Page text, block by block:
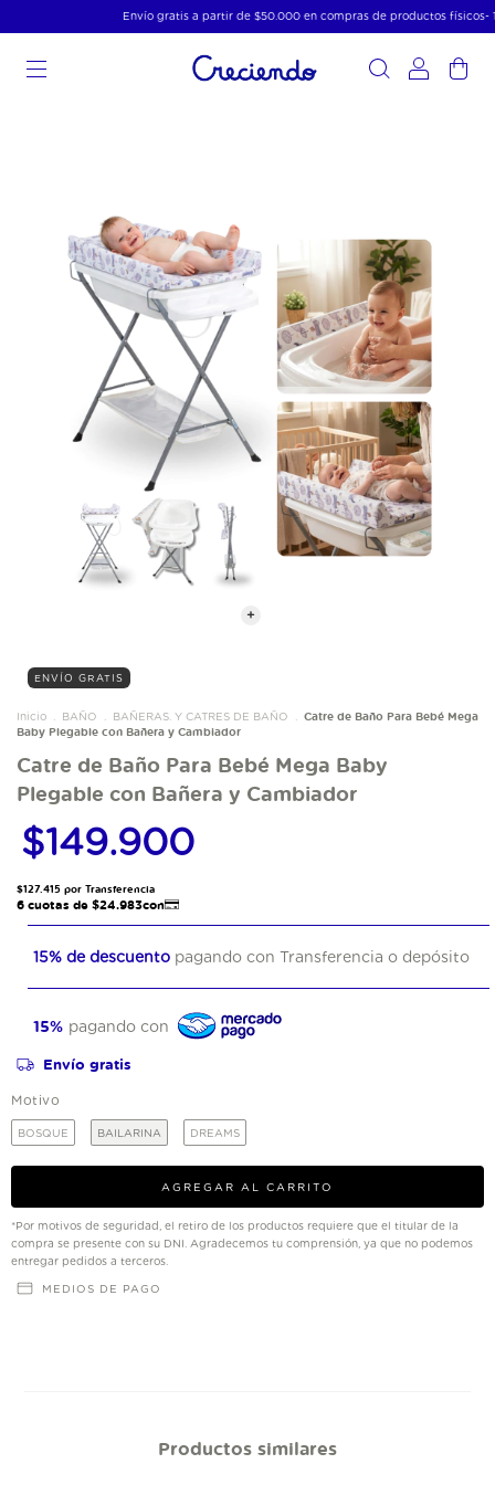
Envío gratis a partir de $50.000 en compras de productos físicos-
ENVÍO GRATIS
Inicio BAÑO BAÑERAS. Y CATRES DE BAÑO
Catre de Baño Para Bebé Mega
Baby Plegable con Bañera y Cambiador
Catre de Baño Para Bebé Mega Baby
Plegable con Bañera y Cambiador
$149.900
15% de descuento pagando con Transferencia o depósito
15% pagando con
Envío gratis
Motivo
BOSQUE BAILARINA DREAMS
*Por motivos de seguridad, el retiro de los productos requiere que el titular de la
compra se presente con su DNI. Agradecemos tu comprensión, ya que no podemos
entregar pedidos a terceros.
MEDIOS DE PAGO
Productos similares